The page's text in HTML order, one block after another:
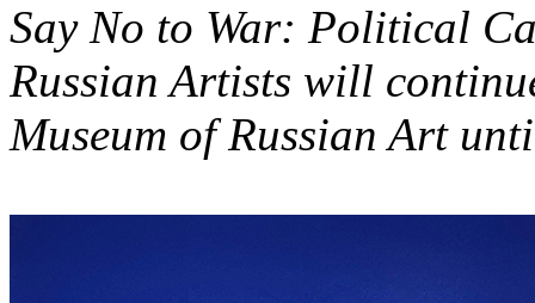
Say No to War: Political
Russian Artists will
Museum of Russian Art